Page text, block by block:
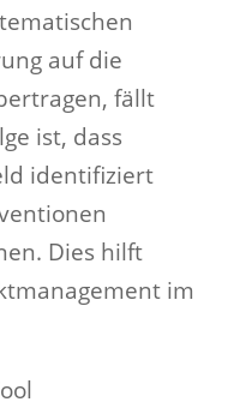
auf die
fällt
ist, dass
identifiziert
Dies hilft
im